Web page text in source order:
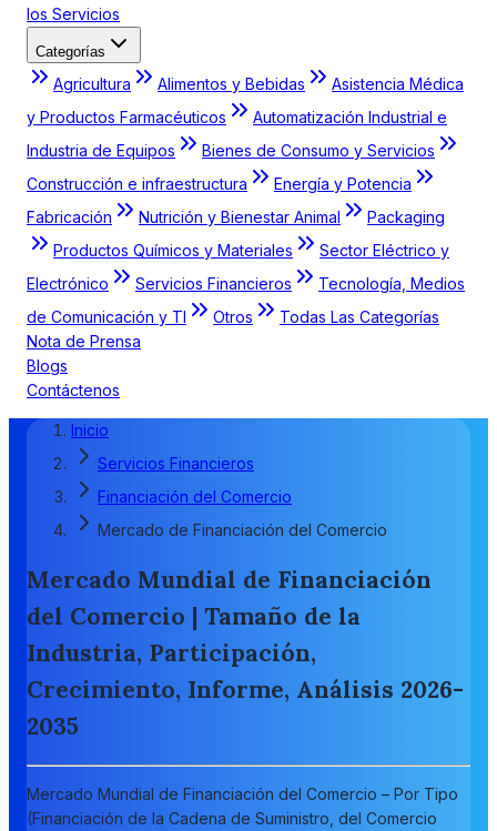
los Servicios
Categorías
Agricultura Alimentos y Bebidas
Asistencia Médica
y Productos Farmacéuticos
Automatización Industrial e
Industria de Equipos
Bienes de Consumo y Servicios
Construcción e infraestructura
Energía y Potencia
Fabricación
Nutrición y Bienestar Animal
Packaging
Productos Químicos y Materiales
Sector Eléctrico y
Electrónico
Servicios Financieros
Tecnología, Medios
de Comunicación y TI
Otros
Todas Las Categorías
Nota de Prensa
Blogs
Contáctenos
Inicio
Servicios Financieros
Financiación del Comercio
Mercado de Financiación del Comercio
Mercado Mundial de Financiación
del Comercio | Tamaño de la
Industria, Participación,
Crecimiento, Informe, Análisis 2026-
2035
Mercado Mundial de Financiación del Comercio – Por Tipo
(Financiación de la Cadena de Suministro, del Comercio